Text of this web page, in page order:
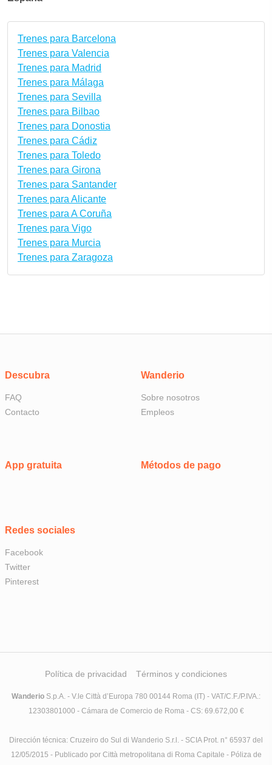
Trenes para Barcelona
Trenes para Valencia
Trenes para Madrid
Trenes para Málaga
Trenes para Sevilla
Trenes para Bilbao
Trenes para Donostia
Trenes para Cádiz
Trenes para Toledo
Trenes para Girona
Trenes para Santander
Trenes para Alicante
Trenes para A Coruña
Trenes para Vigo
Trenes para Murcia
Trenes para Zaragoza
Descubra
FAQ
Contacto
Wanderio
Sobre nosotros
Empleos
App gratuita
Redes sociales
Facebook
Twitter
Pinterest
Métodos de pago
Política de privacidad Términos y condiciones
Wanderio S.p.A. - V.le Città d’Europa 780 00144 Roma (IT) - VAT/C.F./P.IVA.:
12303801000 - Cámara de Comercio de Roma - CS: 69.672,00 €
Dirección técnica: Cruzeiro do Sul di Wanderio S.r.l. - SCIA Prot. n° 65937 del
12/05/2015 - Publicado por Città metropolitana di Roma Capitale - Póliza de